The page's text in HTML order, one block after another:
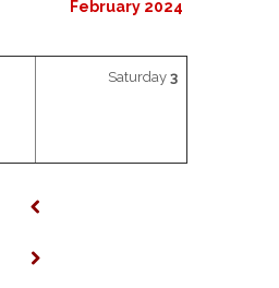
February 2024
Saturday 3